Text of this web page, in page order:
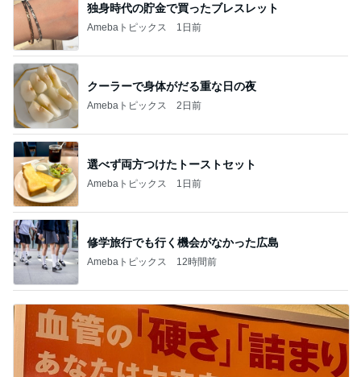
独身時代の貯金で買ったブレスレット
Amebaトピックス 1日前
クーラーで身体がだる重な日の夜
Amebaトピックス 2日前
選べず両方つけたトーストセット
Amebaトピックス 1日前
修学旅行でも行く機会がなかった広島
Amebaトピックス 12時間前